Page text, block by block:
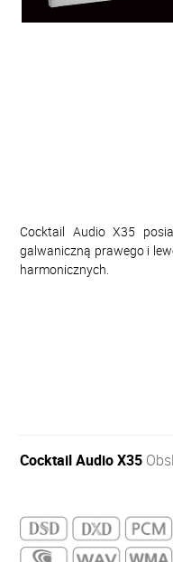
Cocktail Audio X35
galwaniczną prawego i
harmonicznych.
Cocktail Audio X35